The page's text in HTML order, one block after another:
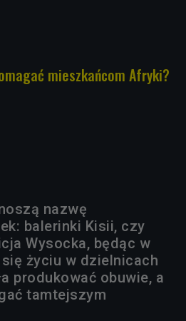
mieszkańcom Afryki?
nazwę
balerinki Kisii, czy
Wysocka, będąc w
się życiu w dzielnicach
produkować obuwie, a
tamtejszym